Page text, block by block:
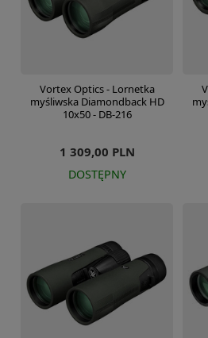
Vortex Optics - Lornetka
myśliwska Diamondback HD
10x50 - DB-216
1 309,00 PLN
DOSTĘPNY